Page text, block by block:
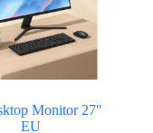
Monitor 27″
EU